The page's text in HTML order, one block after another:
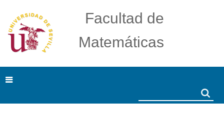
Facultad de
Matemáticas